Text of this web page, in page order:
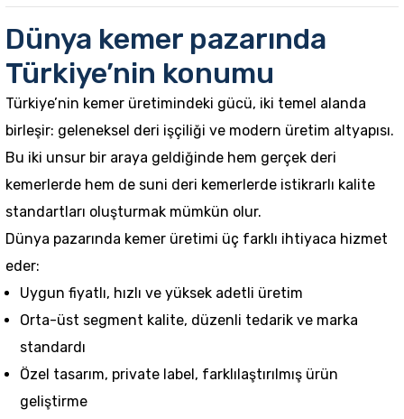
Dünya kemer pazarında
Türkiye’nin konumu
Türkiye’nin kemer üretimindeki gücü, iki temel alanda
birleşir: geleneksel deri işçiliği ve modern üretim altyapısı.
Bu iki unsur bir araya geldiğinde hem gerçek deri
kemerlerde hem de suni deri kemerlerde istikrarlı kalite
standartları oluşturmak mümkün olur.
Dünya pazarında kemer üretimi üç farklı ihtiyaca hizmet
eder:
Uygun fiyatlı, hızlı ve yüksek adetli üretim
Orta-üst segment kalite, düzenli tedarik ve marka
standardı
Özel tasarım, private label, farklılaştırılmış ürün
geliştirme